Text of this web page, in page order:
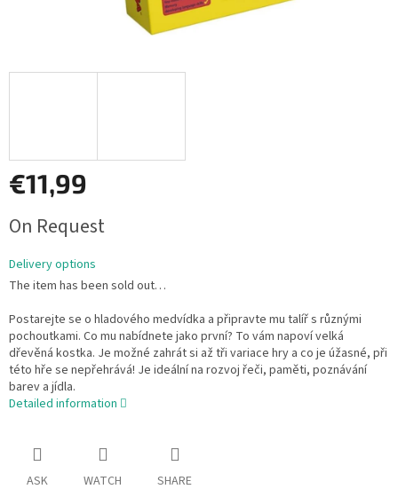
€11,99
price:
On Request
Delivery options
The item has been sold out…
Postarejte se o hladového medvídka a připravte mu talíř s různými
pochoutkami. Co mu nabídnete jako první? To vám napoví velká
dřevěná kostka. Je možné zahrát si až tři variace hry a co je úžasné, při
této hře se nepřehrává! Je ideální na rozvoj řeči, paměti, poznávání
barev a jídla.
Detailed information
ASK WATCH SHARE